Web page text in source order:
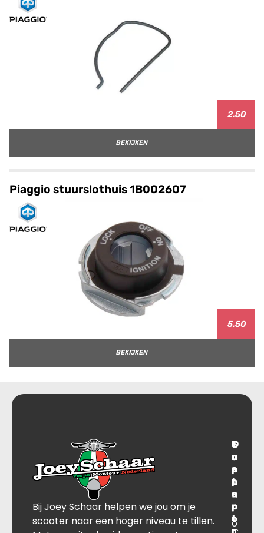
2.50
BEKIJKEN
Piaggio stuurslothuis 1B002607
5.50
BEKIJKEN
Bij Joey Schaar helpen we jou om je
scooter naar een hoger niveau te tillen.
T
r
a
n
s
p
o
O
v
e
r
B
l
o
S
u
p
p
o
r
t
C
o
n
t
a
c
t